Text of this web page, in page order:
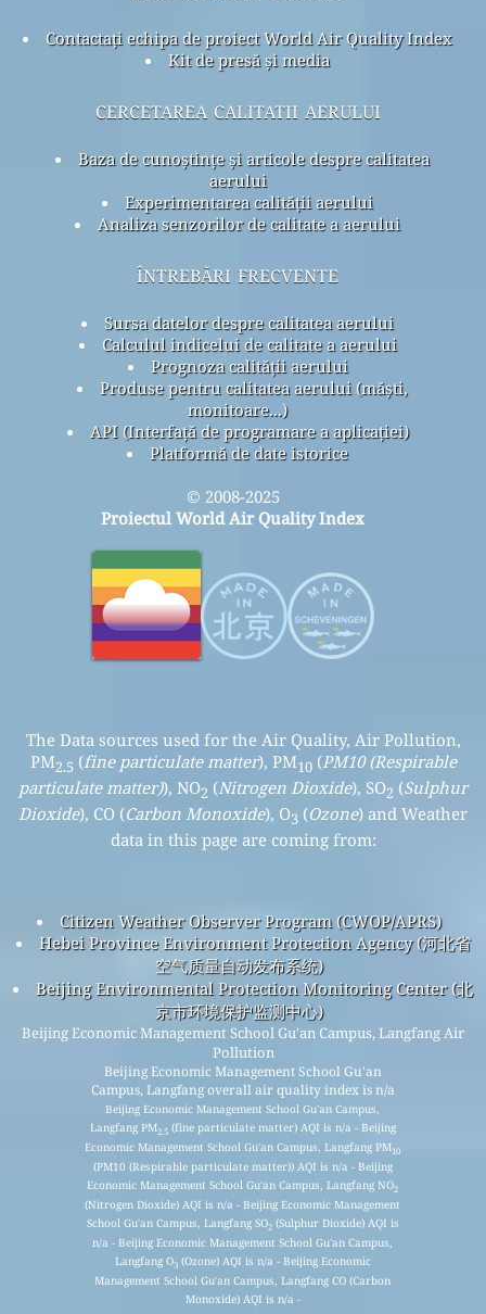
Contactați echipa de proiect World Air Quality Index
Kit de presă și media
cercetarea calitatii aerului
Baza de cunoștințe și articole despre calitatea
aerului
Experimentarea calității aerului
Analiza senzorilor de calitate a aerului
întrebări frecvente
Sursa datelor despre calitatea aerului
Calculul indicelui de calitate a aerului
Prognoza calității aerului
Produse pentru calitatea aerului (măști,
monitoare...)
API (Interfață de programare a aplicației)
Platformă de date istorice
© 2008-2025
Proiectul World Air Quality Index
The Data sources used for the Air Quality, Air Pollution,
PM2.5 (fine particulate matter), PM10(PM10 (Respirable
particulate matter)), NO2 (Nitrogen Dioxide), SO2 (Sulphur
Dioxide), CO (Carbon Monoxide), O3 (Ozone) and Weather
data in this page are coming from:
Citizen Weather Observer Program (CWOP/APRS)
Hebei Province Environment Protection Agency (河北省
空气质量自动发布系统)
Beijing Environmental Protection Monitoring Center (北
京市环境保护监测中心)
Beijing Economic Management School Gu'an Campus, Langfang Air
Pollution
Beijing Economic Management School Gu'an
Campus, Langfang overall air quality index is n/a
Beijing Economic Management School Gu'an Campus,
Langfang PM2.5(fine particulate matter) AQI is n/a - Beijing
Economic Management School Gu'an Campus, Langfang PM10
(PM10 (Respirable particulate matter)) AQI is n/a - Beijing
Economic Management School Gu'an Campus, Langfang NO2
(Nitrogen Dioxide) AQI is n/a - Beijing Economic Management
School Gu'an Campus, Langfang SO2(Sulphur Dioxide) AQI is
n/a - Beijing Economic Management School Gu'an Campus,
Langfang O3(Ozone) AQI is n/a - Beijing Economic
Management School Gu'an Campus, Langfang CO (Carbon
Monoxide) AQI is n/a -